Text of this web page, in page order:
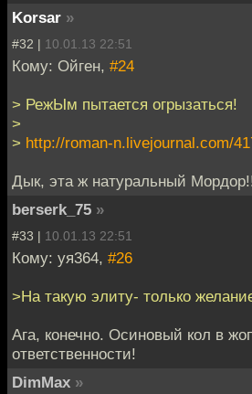
Korsar »
#32 | 10.01.13 22:51
Кому: Ойген, #24
> РежЫм пытается огрызаться!
>
> http://roman-n.livejournal.com/
Дык, эта ж натуральный
berserk_75 »
#33 | 10.01.13 22:51
Кому: уя364, #26
>На такую элиту- только
Ага, конечно. Осиновый кол в
ответственности!
DimMax »